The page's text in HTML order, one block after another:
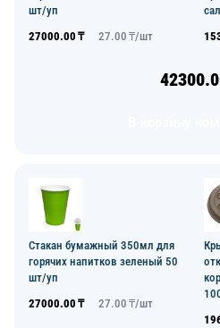
шт/уп
27000.00 ₸ 27.00 ₸/шт
Стакан бумажный 350мл для
горячих напитков зеленый 50
шт/уп
27000.00 ₸ 27.00 ₸/шт